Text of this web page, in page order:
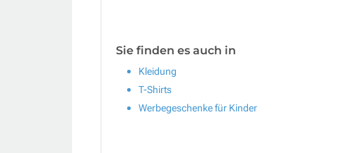
Sie finden es auch in
Kleidung
T-Shirts
Werbegeschenke für Kinder